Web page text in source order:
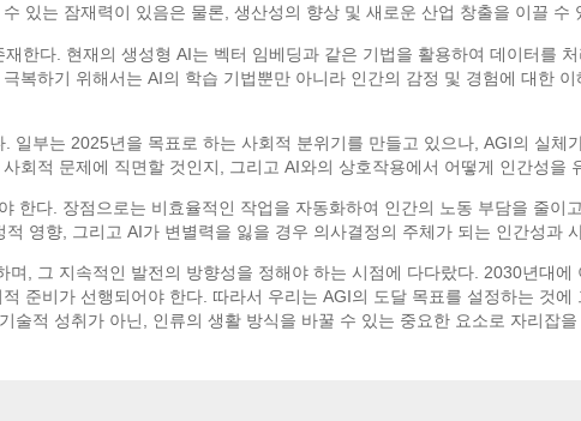
있는 잠재력이 있음은 물론, 생산성의 향상 및 새로운 산업 창출을 이끌 수
한다. 현재의 생성형 AI는 벡터 임베딩과 같은 기법을 활용하여 데이터를
복하기 위해서는 AI의 학습 기법뿐만 아니라 인간의 감정 및 경험에 대한
일부는 2025년을 목표로 하는 사회적 분위기를 만들고 있으나, AGI의 실체
회적 문제에 직면할 것인지, 그리고 AI와의 상호작용에서 어떻게 인간성을
한다. 장점으로는 비효율적인 작업을 자동화하여 인간의 노동 부담을 줄이
영향, 그리고 AI가 변별력을 잃을 경우 의사결정의 주체가 되는 인간성과
, 그 지속적인 발전의 방향성을 정해야 하는 시점에 다다랐다. 2030년대
준비가 선행되어야 한다. 따라서 우리는 AGI의 도달 목표를 설정하는 것
술적 성취가 아닌, 인류의 생활 방식을 바꿀 수 있는 중요한 요소로 자리잡